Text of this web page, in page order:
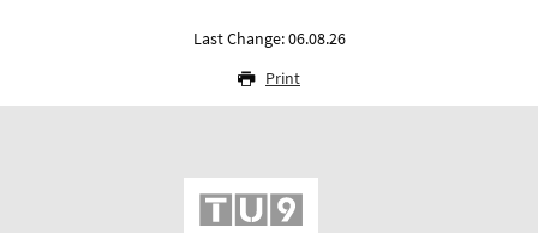
Last Change: 06.08.26
Print